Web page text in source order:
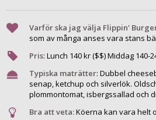
Varför ska jag välja Flippin'
som av många anses vara stans
Pris: Lunch 140kr ($$) Middag 140-
Typiska maträtter: Dubbel
senap, ketchup och silverlök.
plommontomat, isbergssallad och
Bra att veta:Köerna kan vara helt